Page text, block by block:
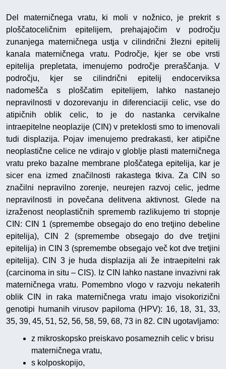
Del materničnega vratu, ki moli v nožnico, je prekrit s
ploščatoceličnim epitelijem, prehajajočim v področju
zunanjega materničnega ustja v cilindrični žlezni epitelij
kanala materničnega vratu. Področje, kjer se obe vrsti
epitelija prepletata, imenujemo področje preraščanja. V
področju, kjer se cilindrični epitelij endocerviksa
nadomešča s ploščatim epitelijem, lahko nastanejo
nepravilnosti v dozorevanju in diferenciaciji celic, vse do
atipičnih oblik celic, to je do nastanka cervikalne
intraepitelne neoplazije (CIN) v preteklosti smo to imenovali
tudi displazija. Pojav imenujemo predrakasti, ker atipične
neoplastične celice ne vdirajo v globlje plasti materničnega
vratu preko bazalne membrane ploščatega epitelija, kar je
sicer ena izmed značilnosti rakastega tkiva. Za CIN so
značilni nepravilno zorenje, neurejen razvoj celic, jedrne
nepravilnosti in povečana delitvena aktivnost. Glede na
izraženost neoplastičnih sprememb razlikujemo tri stopnje
CIN: CIN 1 (spremembe obsegajo do eno tretjino debeline
epitelija), CIN 2 (spremembe obsegajo do dve tretjini
epitelija) in CIN 3 (spremembe obsegajo več kot dve tretjini
epitelija). CIN 3 je huda displazija ali že intraepitelni rak
(carcinoma in situ – CIS). Iz CIN lahko nastane invazivni rak
materničnega vratu. Pomembno vlogo v razvoju nekaterih
oblik CIN in raka materničnega vratu imajo visokorizični
genotipi humanih virusov papiloma (HPV): 16, 18, 31, 33,
35, 39, 45, 51, 52, 56, 58, 59, 68, 73 in 82. CIN ugotavljamo:
z mikroskopsko preiskavo posameznih celic v brisu
materničnega vratu,
s kolposkopijo,